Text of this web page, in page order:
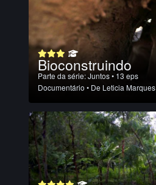
Bioconstruindo
Parte da série:Juntos• 13 eps
Documentário • De Leticia Marques